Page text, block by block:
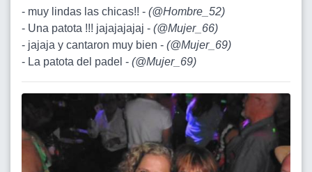
- muy lindas las chicas!! - (@Hombre_52)
- Una patota !!! jajajajajaj - (@Mujer_66)
- jajaja y cantaron muy bien - (@Mujer_69)
- La patota del padel - (@Mujer_69)